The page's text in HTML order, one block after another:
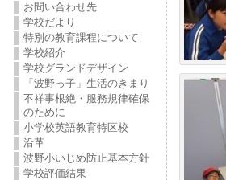
お問い合わせ先
学校だより
特別の教育課程について
学校紹介
学校グランドデザイン
「波野っ子」生活のきまり
不祥事根絶・服務規律確保
のために
小学校英語教育特区校
沿革
波野小いじめ防止基本方針
学校評価結果